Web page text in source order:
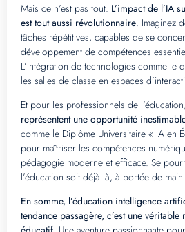
Mais ce n’est pas tout. L’impact de l’IA
est tout aussi révolutionnaire. Imaginez
tâches répétitives, capables de se
développement de compétences
L’intégration de technologies comme le
les salles de classe en espaces
Et pour les professionnels de l’éducation,
représentent une opportunité
comme le Diplôme Universitaire « IA en
pour maîtriser les compétences
pédagogie moderne et efficace. Se
l’éducation soit déjà là, à portée de
En somme, l’éducation intelligence
tendance passagère, c’est une